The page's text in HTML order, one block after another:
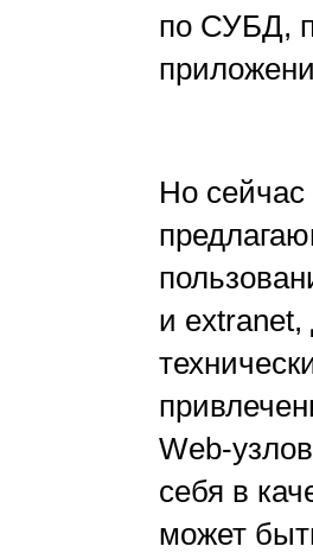
по СУБД,
Но
и extranet,
Web-
себя в
может